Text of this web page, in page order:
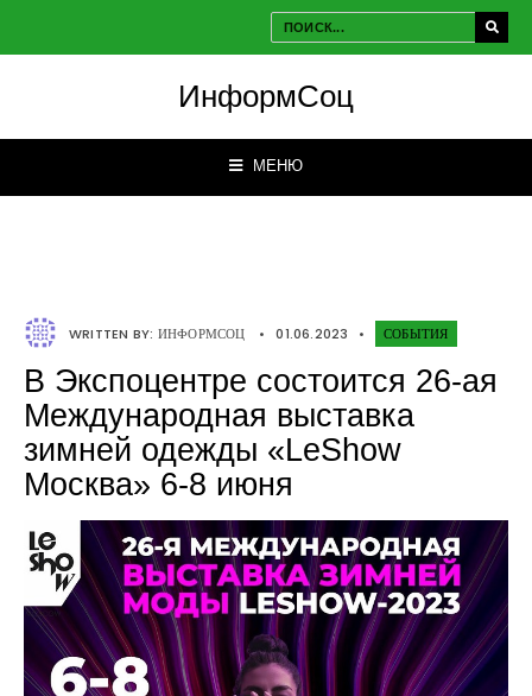
ИнформСоц
МЕНЮ
WRITTEN BY: ИНФОРМСОЦ • 01.06.2023 • СОБЫТИЯ
В Экспоцентре состоится 26-ая
Международная выставка
зимней одежды «LeShow
Москва» 6-8 июня